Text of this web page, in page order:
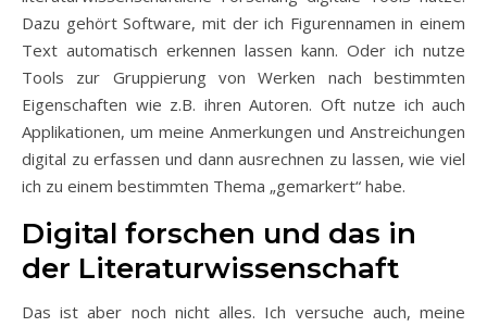
Dazu gehört Software, mit der ich Figurennamen in einem
Text automatisch erkennen lassen kann. Oder ich nutze
Tools zur Gruppierung von Werken nach bestimmten
Eigenschaften wie z.B. ihren Autoren. Oft nutze ich auch
Applikationen, um meine Anmerkungen und Anstreichungen
digital zu erfassen und dann ausrechnen zu lassen, wie viel
ich zu einem bestimmten Thema „gemarkert“ habe.
Digital forschen und das in
der Literaturwissenschaft
Das ist aber noch nicht alles. Ich versuche auch, meine